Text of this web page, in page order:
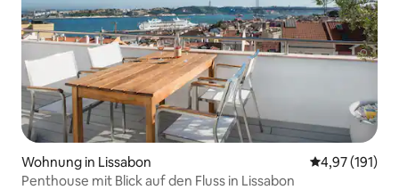
Wohnung in Lissabon
4,97 (191)
Penthouse mit Blick auf den Fluss in Lissabon